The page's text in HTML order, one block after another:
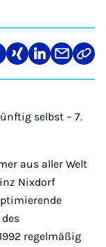
Teilen
auf
Teilen
auf
Teilen
über
Mail
Link
selbst – 7.
aus aller Welt
Nixdorf
regelmäßig